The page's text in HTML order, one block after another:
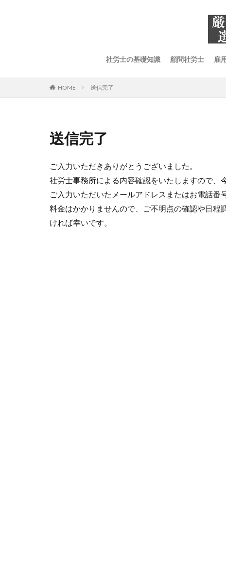
社労士の基礎知識 顧問社労士 雇
HOME 送信完了
送信完了
ご入力いただきありがとうございました。
社労士事務所による内容確認をいたしますので、
ご入力いただいたメールアドレスまたはお電話番
料金はかかりませんので、ご不明点の確認や日
ければ幸いです。